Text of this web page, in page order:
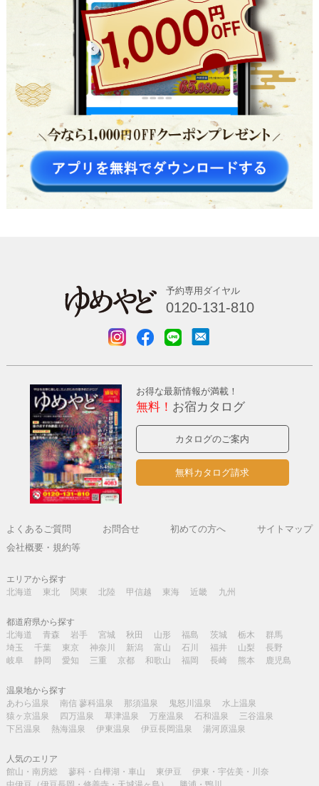
予約専用ダイヤル
0120-131-810
お得な最新情報が満載！
無料！ お宿カタログ
カタログのご案内
無料カタログ請求
よくあるご質問 お問合せ 初めての方へ
サイトマップ
会社概要・規約等
エリアから探す
北海道
東北 関東 北陸 甲信越 東海 近畿 九州
都道府県から探す
北海道
青森 岩手 宮城 秋田 山形 福島 茨城 栃木
群馬
埼玉
千葉 東京 神奈川 新潟 富山 石川 福井 山梨
長野
岐阜
静岡 愛知 三重 京都 和歌山 福岡 長崎 熊本 鹿児島
温泉地から探す
あわら温泉
南信 蓼科温泉 那須温泉 鬼怒川温泉
水上温泉
猿ヶ京温泉
四万温泉 草津温泉 万座温泉 石和温泉
三谷温泉
下呂温泉
熱海温泉 伊東温泉 伊豆長岡温泉 湯河原温泉
人気のエリア
館山・南房総
蓼科・白樺湖・車山 東伊豆
伊東・宇佐美・川奈